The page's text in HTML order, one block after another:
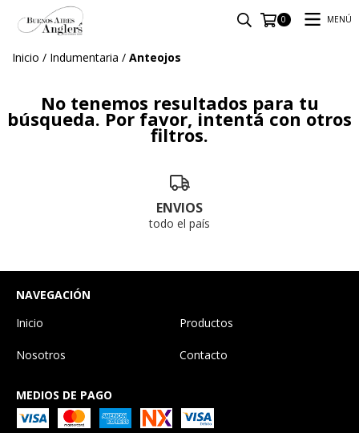
0 MENÚ
Inicio / Indumentaria / Anteojos
No tenemos resultados para tu
búsqueda. Por favor, intentá con otros
filtros.
ENVIOS
todo el país
NAVEGACIÓN
Inicio
Productos
Nosotros Contacto
MEDIOS DE PAGO